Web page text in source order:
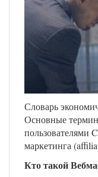
Словарь
Основные
пользователями
маркетинга
Кто такой